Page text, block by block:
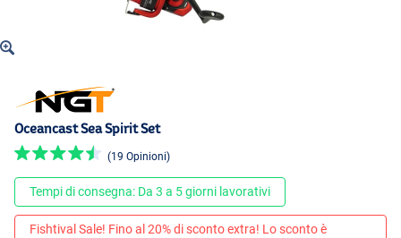
Oceancast Sea Spirit Set
(19 Opinioni)
Tempi di consegna: Da 3 a 5 giorni lavorativi
Fishtival Sale! Fino al 20% di sconto extra! Lo sconto è